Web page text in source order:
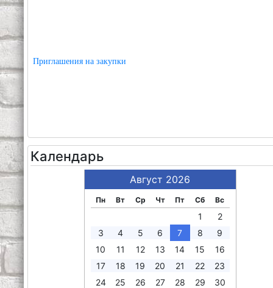
Приглашения на закупки
Календарь
Август 2026
Пн Вт Ср Чт Пт Сб Вс
1
2
3
4 5 6 7 8
9
10
11 12 13 14 15
16
17
18 19 20 21 22
23
24
25 26 27 28 29
30